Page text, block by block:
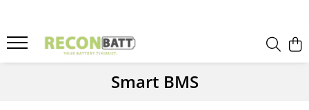
Produse
Smart BMS